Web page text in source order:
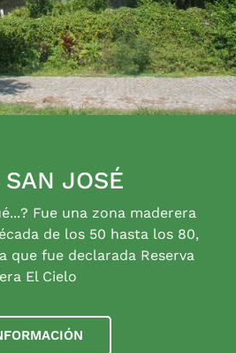
JOSÉ
Fue una zona maderera
de los 50 hasta los 80,
que fue declarada Reserva
El Cielo